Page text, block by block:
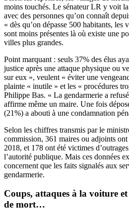
moins touchés. Le sénateur LR y voit
avec des personnes qu’on connaît
« dès qu’on dépasse 500 habitants, les
sont moins présentes là où existe une
villes plus grandes.
Point marquant : seuls 37% des élus
justice après une attaque physique ou
sur eux », veulent « éviter une
plainte « inutile » et les « procédures
Philippe Bas. « La gendarmerie a
affirme même un maire. Une fois
(21%) a abouti à une condamnation
Selon les chiffres transmis par le
commission, 361 maires ou adjoints
2018, et 178 ont été victimes
l’autorité publique. Mais ces données
concernent que les faits signalés aux
gendarmerie.
Coups, attaques à la voiture
de mort…